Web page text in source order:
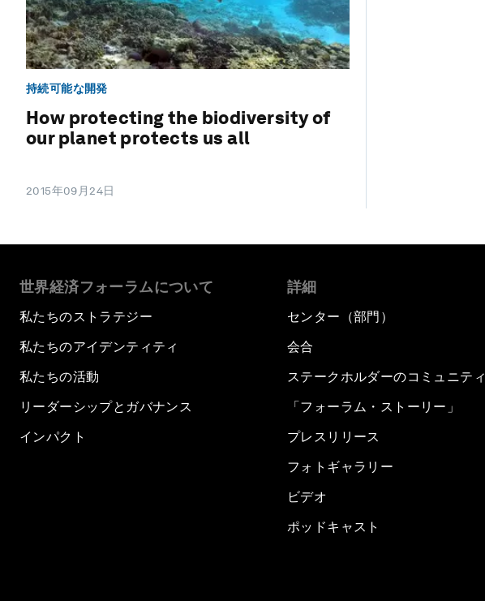
持続可能な開発
How protecting the biodiversity of
our planet protects us all
2015年09月24日
世界経済フォーラムについて
私たちのストラテジー
私たちのアイデンティティ
私たちの活動
リーダーシップとガバナンス
インパクト
詳細
センター（部門）
会合
ステークホルダーのコミュニティ
「フォーラム・ストーリー」
プレスリリース
フォトギャラリー
ビデオ
ポッドキャスト